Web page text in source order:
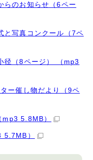
らのお知らせ（6ペー
と写真コンクール（7ペ
径（8ページ） （mp3
ー催し物だより（9ペ
5.8MB）
5.7MB）